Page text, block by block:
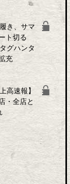
き、サマ
ト切る
グハンタ
充
高速報】
・全店と